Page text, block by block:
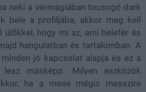
neki a vérmágiában tocsogó dark
bele a profiljába, akkor meg kell
ülőkkel, hogy mi az, ami belefér és
hangulatban és tartalomban. A
jó kapcsolat alapja és ez a
másképp. Milyen eszközök
ha a mese mégis messzire